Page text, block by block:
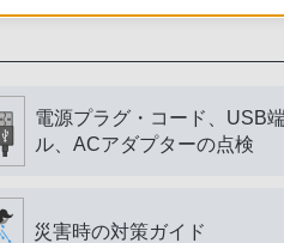
電源プラグ・コード、USB
ル、ACアダプターの点検
災害時の対策ガイド